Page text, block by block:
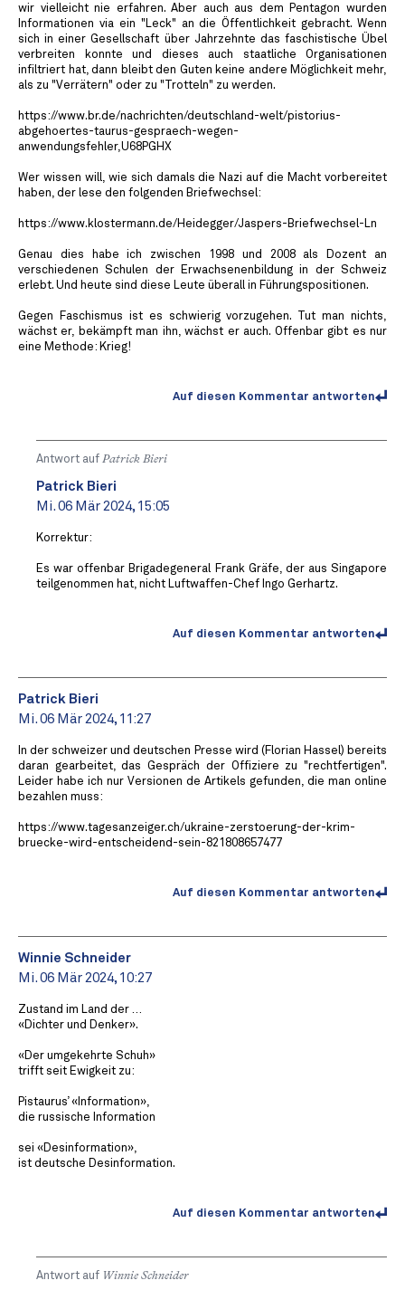
wir vielleicht nie erfahren. Aber auch aus dem Pentagon wurden
Informationen via ein "Leck" an die Öffentlichkeit gebracht. Wenn
sich in einer Gesellschaft über Jahrzehnte das faschistische Übel
verbreiten konnte und dieses auch staatliche Organisationen
infiltriert hat, dann bleibt den Guten keine andere Möglichkeit mehr,
als zu "Verrätern" oder zu "Trotteln" zu werden.
https://www.br.de/nachrichten/deutschland-welt/pistorius-
abgehoertes-taurus-gespraech-wegen-
anwendungsfehler,U68PGHX
Wer wissen will, wie sich damals die Nazi auf die Macht vorbereitet
haben, der lese den folgenden Briefwechsel:
https://www.klostermann.de/Heidegger/Jaspers-Briefwechsel-Ln
Genau dies habe ich zwischen 1998 und 2008 als Dozent an
verschiedenen Schulen der Erwachsenenbildung in der Schweiz
erlebt. Und heute sind diese Leute überall in Führungspositionen.
Gegen Faschismus ist es schwierig vorzugehen. Tut man nichts,
wächst er, bekämpft man ihn, wächst er auch. Offenbar gibt es nur
eine Methode: Krieg!
Auf diesen Kommentar antworten
Antwort auf Patrick Bieri
Patrick Bieri
Mi. 06 Mär 2024, 15:05
Korrektur:
Es war offenbar Brigadegeneral Frank Gräfe, der aus Singapore
teilgenommen hat, nicht Luftwaffen-Chef Ingo Gerhartz.
Auf diesen Kommentar antworten
Patrick Bieri
Mi. 06 Mär 2024, 11:27
In der schweizer und deutschen Presse wird (Florian Hassel) bereits
daran gearbeitet, das Gespräch der Offiziere zu "rechtfertigen".
Leider habe ich nur Versionen de Artikels gefunden, die man online
bezahlen muss:
https://www.tagesanzeiger.ch/ukraine-zerstoerung-der-krim-
bruecke-wird-entscheidend-sein-821808657477
Auf diesen Kommentar antworten
Winnie Schneider
Mi. 06 Mär 2024, 10:27
Zustand im Land der …
«Dichter und Denker».
«Der umgekehrte Schuh»
trifft seit Ewigkeit zu:
Pistaurus’ «Information»,
die russische Information
sei «Desinformation»,
ist deutsche Desinformation.
Auf diesen Kommentar antworten
Antwort auf Winnie Schneider